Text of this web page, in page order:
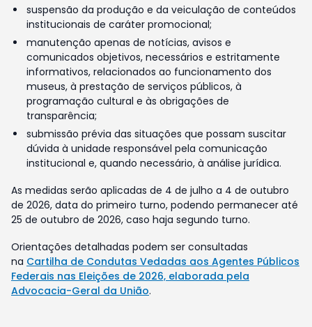
suspensão da produção e da veiculação de conteúdos
institucionais de caráter promocional;
manutenção apenas de notícias, avisos e
comunicados objetivos, necessários e estritamente
informativos, relacionados ao funcionamento dos
museus, à prestação de serviços públicos, à
programação cultural e às obrigações de
transparência;
submissão prévia das situações que possam suscitar
dúvida à unidade responsável pela comunicação
institucional e, quando necessário, à análise jurídica.
As medidas serão aplicadas de 4 de julho a 4 de outubro
de 2026, data do primeiro turno, podendo permanecer até
25 de outubro de 2026, caso haja segundo turno.
Orientações detalhadas podem ser consultadas
na Cartilha de Condutas Vedadas aos Agentes Públicos
Federais nas Eleições de 2026, elaborada pela
Advocacia-Geral da União.